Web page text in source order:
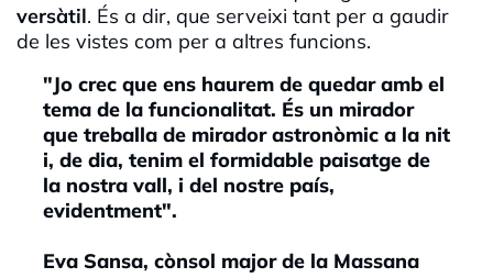
versàtil. És a dir, que serveixi tant per a gaudir
de les vistes com per a altres funcions.
"Jo crec que ens haurem de quedar amb el
tema de la funcionalitat. És un mirador
que treballa de mirador astronòmic a la nit
i, de dia, tenim el formidable paisatge de
la nostra vall, i del nostre país,
evidentment".
Eva Sansa, cònsol major de la Massana